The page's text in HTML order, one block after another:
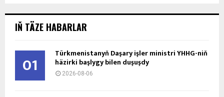
IŇ TÄZE HABARLAR
01 Türkmenistanyň Daşary işler ministri ÝHHG-niň
häzirki başlygy bilen duşuşdy
2026-08-06